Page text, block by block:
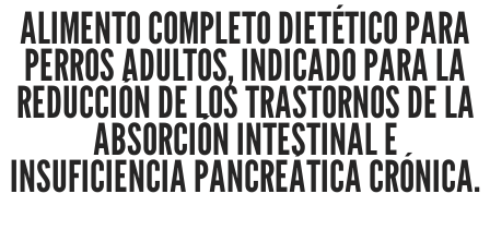
ALIMENTO COMPLETO DIETÉTICO PARA
PERROS ADULTOS, INDICADO PARA LA
REDUCCIÓN DE LOS TRASTORNOS DE LA
ABSORCIÓN INTESTINAL E
INSUFICIENCIA PANCREÁTICA CRÓNICA.